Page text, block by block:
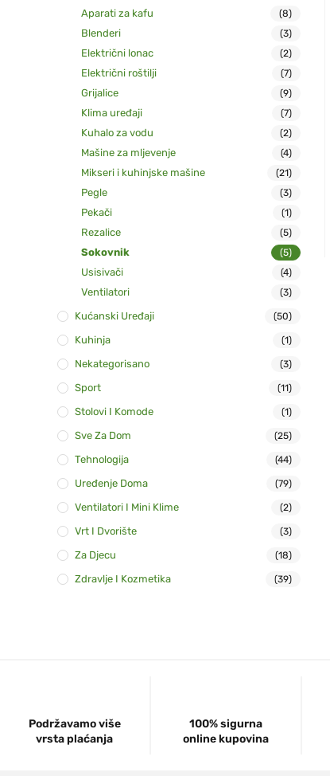
Aparati za kafu (8)
Blenderi (3)
Električni lonac (2)
Električni roštilji (7)
Grijalice (9)
Klima uređaji (7)
Kuhalo za vodu (2)
Mašine za mljevenje (4)
Mikseri i kuhinjske mašine (21)
Pegle (3)
Pekači (1)
Rezalice (5)
Sokovnik (5)
Usisivači (4)
Ventilatori (3)
Kućanski Uređaji (50)
Kuhinja (1)
Nekategorisano (3)
Sport (11)
Stolovi I Komode (1)
Sve Za Dom (25)
Tehnologija (44)
Uređenje Doma (79)
Ventilatori I Mini Klime (2)
Vrt I Dvorište (3)
Za Djecu (18)
Zdravlje I Kozmetika (39)
Podržavamo više
vrsta plaćanja
100% sigurna
online kupovina